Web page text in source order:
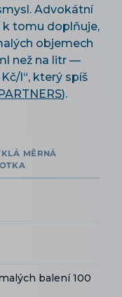
Advokátní
k tomu doplňuje,
objemech
než na litr —
l“, který spíš
).
MĚRNÁ
balení 100